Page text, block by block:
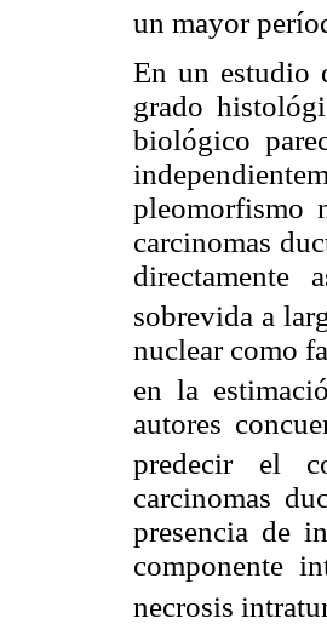
un mayor
En un estudio
grado
biológico
pleomorfismo
carcinomas
directamente
sobrevida a
nuclear como
en la
autores
predecir el
carcinomas
presencia de
componente
necrosis